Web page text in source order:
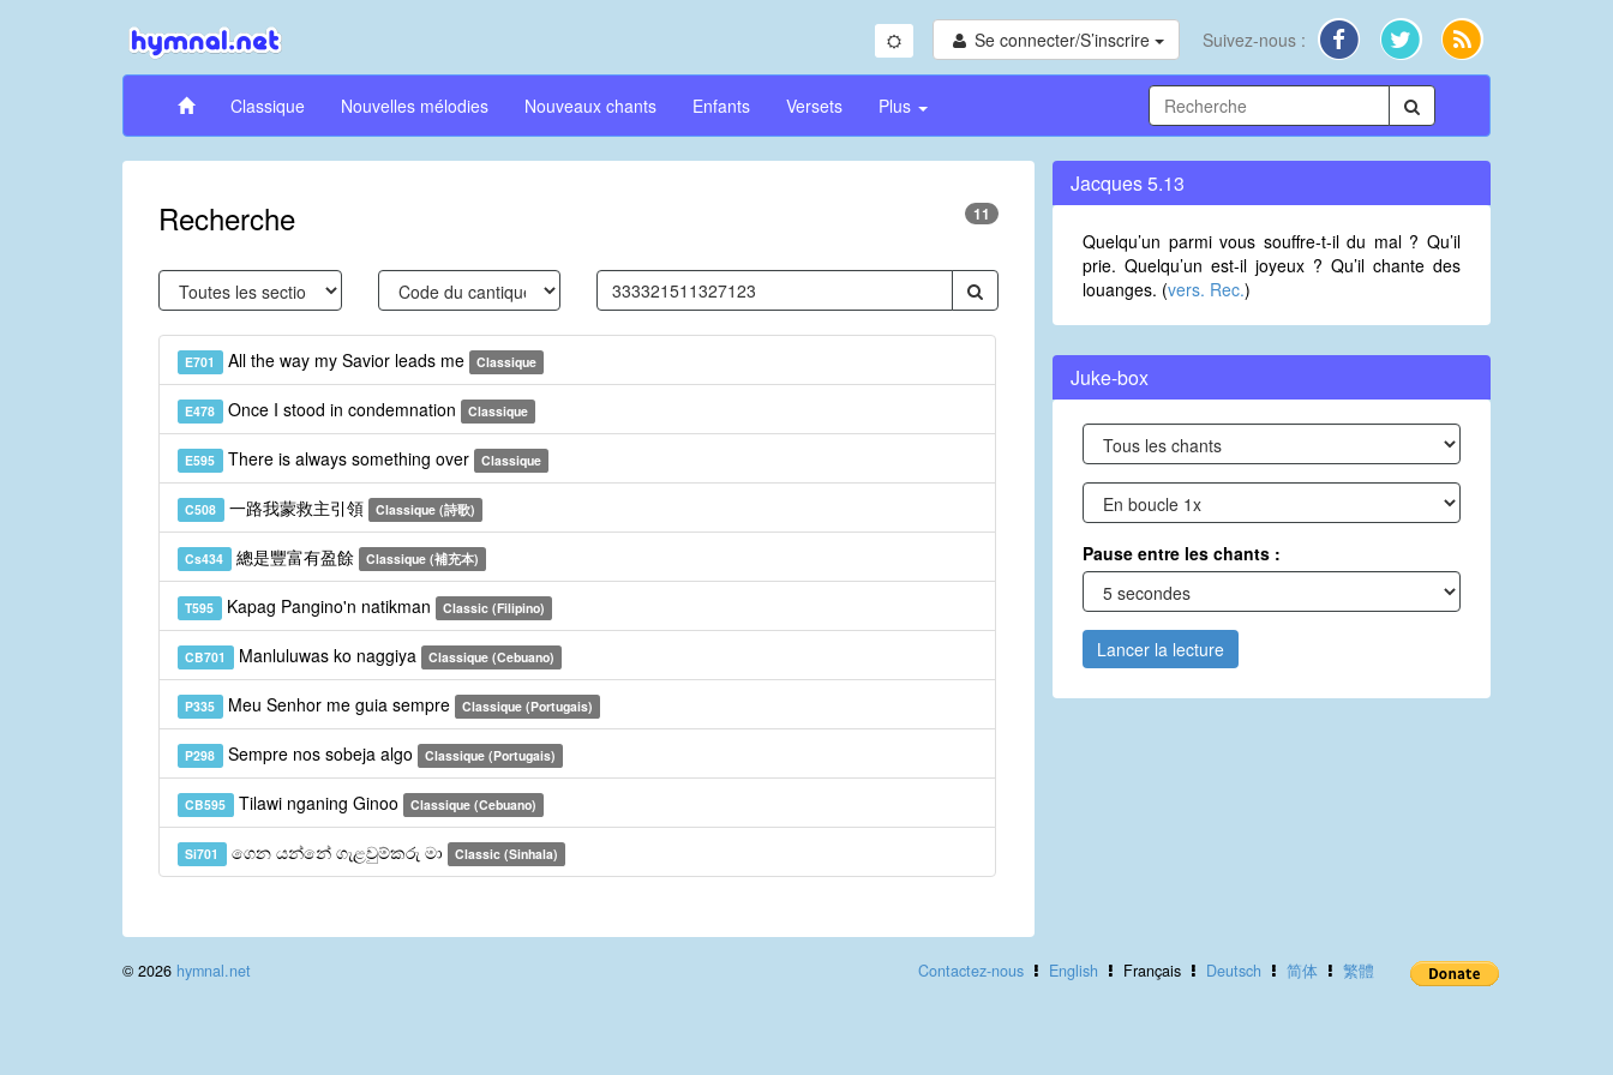
Se connecter/S’inscrire Suivez-nous :
Classique Nouvelles mélodies Nouveaux chants Enfants Versets Plus
Recherche 11
E701 All the way my Savior leads me Classique
E478 Once I stood in condemnation Classique
E595 There is always something over Classique
C508 一路我蒙救主引領 Classique (詩歌)
Cs434 總是豐富有盈餘 Classique (補充本)
T595 Kapag Pangino'n natikman Classic (Filipino)
CB701 Manluluwas ko naggiya Classique (Cebuano)
P335 Meu Senhor me guia sempre Classique (Portugais)
P298 Sempre nos sobeja algo Classique (Portugais)
CB595 Tilawi nganing Ginoo Classique (Cebuano)
Si701 ගෙන යන්නේ ගැළවුම්කරු මා Classic (Sinhala)
Jacques 5.13
Quelqu’un parmi vous souffre-t-il du mal ? Qu’il
prie. Quelqu’un est-il joyeux ? Qu’il chante des
louanges. (vers. Rec.)
Juke-box
Pause entre les chants :
Lancer la lecture
Contactez-nous English Français Deutsch 简体 繁體
© 2026 hymnal.net